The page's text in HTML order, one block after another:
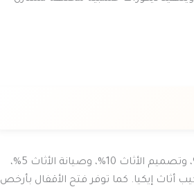
تتنوع اختصاصات نجار الكويت. تركيب الأبواب يشكل 50%، وتركيب الأثاث 30%، وتصميم الأثاث 10%، وصيانة الأثاث 5%،
أثاث إيكيا. كما توفر فتح الأقفال بأرخص